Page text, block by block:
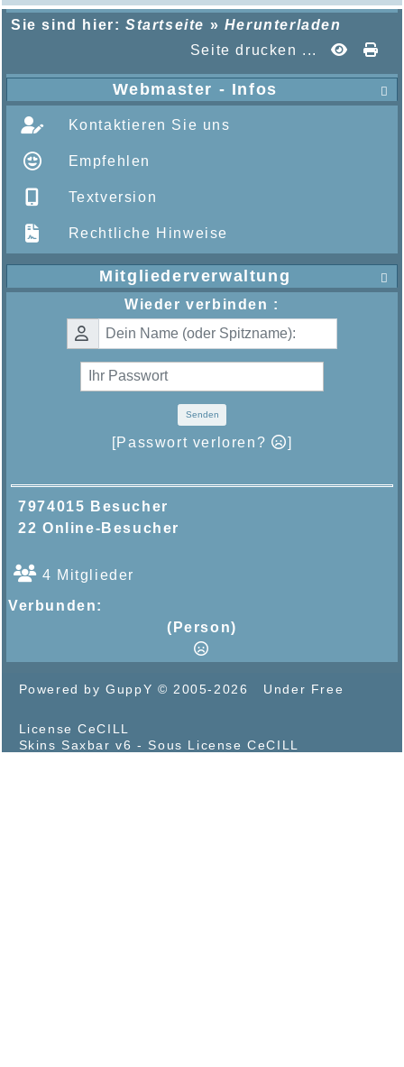
Sie sind hier: Startseite » Herunterladen
Seite drucken ...

Webmaster - Infos
Kontaktieren Sie uns
Empfehlen
Textversion
Rechtliche Hinweise

Mitgliederverwaltung
Wieder verbinden :
Senden
[Passwort verloren? ]
7974015 Besucher
22 Online-Besucher
4 Mitglieder
Verbunden:
(Person)
Powered by GuppY © 2005-2026 Under Free
License CeCILL
Skins Saxbar v6 - Sous License CeCILL